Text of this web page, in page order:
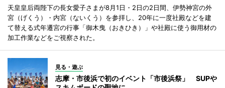
天皇皇后両陛下の長女愛子さまが8月1日・2日の2日間、伊勢神宮の外
宮（げくう）・内宮（ないくう）を参拝し、20年に一度社殿などを建
て替える式年遷宮の行事「御木曳（おきひき）」や社殿に使う御用材の
加工作業などをご視察された。
見る・遊ぶ
志摩・市後浜で初のイベント「市後浜祭」 SUPや